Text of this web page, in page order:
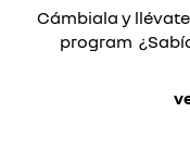
Cámbiala y
program